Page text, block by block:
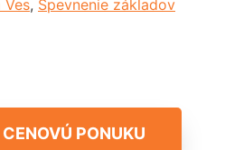
Ves, Spevnenie základov
PONUKU